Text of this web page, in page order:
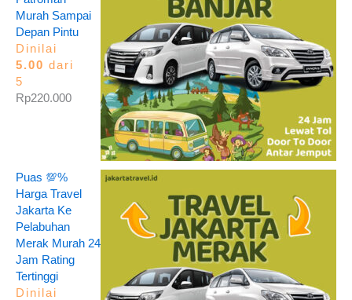
Murah Sampai
Depan Pintu
Dinilai
5.00 dari
5
Rp220.000
Puas 💯%
Harga Travel
Jakarta Ke
Pelabuhan
Merak Murah 24
Jam Rating
Tertinggi
Dinilai